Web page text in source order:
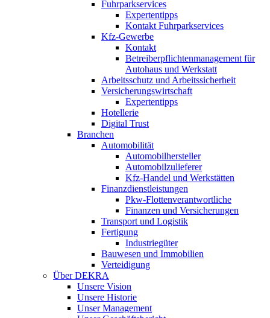
Fuhrparkservices
Expertentipps
Kontakt Fuhrparkservices
Kfz-Gewerbe
Kontakt
Betreiberpflichtenmanagement für
Autohaus und Werkstatt
Arbeitsschutz und Arbeitssicherheit
Versicherungswirtschaft
Expertentipps
Hotellerie
Digital Trust
Branchen
Automobilität
Automobilhersteller
Automobilzulieferer
Kfz-Handel und Werkstätten
Finanzdienstleistungen
Pkw‑Flottenverantwortliche
Finanzen und Versicherungen
Transport und Logistik
Fertigung
Industriegüter
Bauwesen und Immobilien
Verteidigung
Über DEKRA
Unsere Vision
Unsere Historie
Unser Management